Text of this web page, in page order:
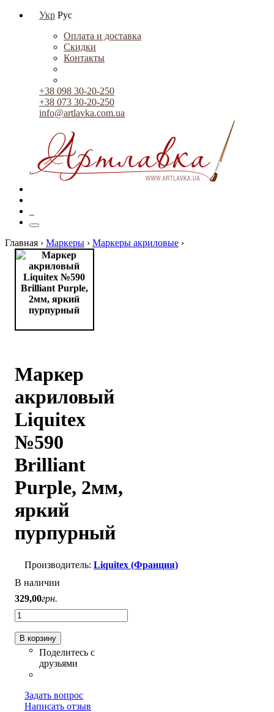
Укр Рус
Оплата и доставка
Скидки
Контакты
+38 098 30-20-250
+38 073 30-20-250
info@artlavka.com.ua
Главная › Маркеры › Маркеры акриловые ›
Маркер
акриловый
Liquitex
№590
Brilliant
Purple, 2мм,
яркий
пурпурный
Liquitex (Франция)
В наличии
329,00грн.
В корзину
Задать вопрос
Написать отзыв